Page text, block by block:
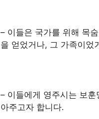
– 이들은 국가를 위해 목
을 얻었거나, 그 가족이었
– 이들에게 영주시는 보
아주고자 합니다.